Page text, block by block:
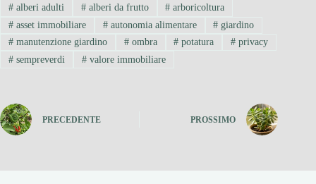
#alberi adulti #alberi da frutto # arboricoltura
#asset immobiliare #autonomia alimentare # giardino
#manutenzione giardino #ombra # potatura # privacy
#sempreverdi #valore immobiliare
PRECEDENTE PROSSIMO